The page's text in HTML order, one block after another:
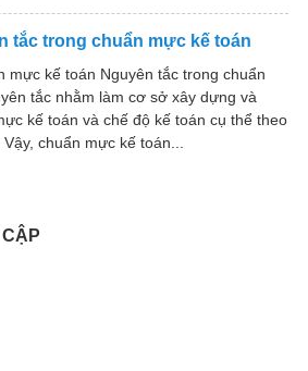
tắc trong chuẩn mực kế toán
mực kế toán Nguyên tắc trong chuẩn
tắc nhằm làm cơ sở xây dựng và
kế toán và chế độ kế toán cụ thể theo
chuẩn mực kế toán...